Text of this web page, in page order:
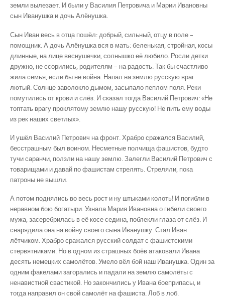
земли вылезает. И были у Василия Петровича и Марии Ивановны
сын Иванушка и дочь Алёнушка.
Сын Иван весь в отца пошёл: добрый, сильный, отцу в поле –
помощник. А дочь Алёнушка вся в мать: беленькая, стройная, косы
длинные, на лице веснушечки, солнышко её любило. Росли детки
дружно, не ссорились, родителям – на радость. Так бы счастливо
жила семья, если бы не война. Напал на землю русскую враг
лютый. Солнце заволокло дымом, засыпало пеплом поля. Реки
помутились от крови и слёз. И сказал тогда Василий Петрович: «Не
топтать врагу проклятому землю нашу русскую! Не пить ему воды
из рек наших светлых».
И ушёл Василий Петрович на фронт. Храбро сражался Василий,
бесстрашным был воином. Несметные полчища фашистов, будто
тучи саранчи, ползли на нашу землю. Залегли Василий Петрович с
товарищами и давай по фашистам стрелять. Стреляли, пока
патроны не вышли.
А потом поднялись во весь рост и ну штыками колоть! И погибли в
неравном бою богатыри. Узнала Мария Ивановна о гибели своего
мужа, засеребрилась в её косе седина, поблекли глаза от слёз. И
снарядила она на войну своего сына Иванушку. Стал Иван
лётчиком. Храбро сражался русский солдат с фашистскими
стервятниками. Но в одном из страшных боёв атаковали Ивана
десять немецких самолётов. Умело вёл бой наш Иванушка. Один за
одним факелами загорались и падали на землю самолёты с
ненавистной свастикой. Но закончились у Ивана боеприпасы, и
тогда направил он свой самолёт на фашиста. Лоб в лоб.